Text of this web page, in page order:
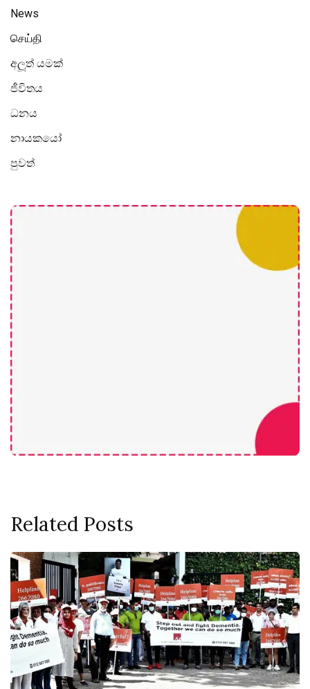
News
செய்தி
අලූත් යමක්
ජීවිතය
ධනය
නායකයෝ
පුවත්
Related Posts